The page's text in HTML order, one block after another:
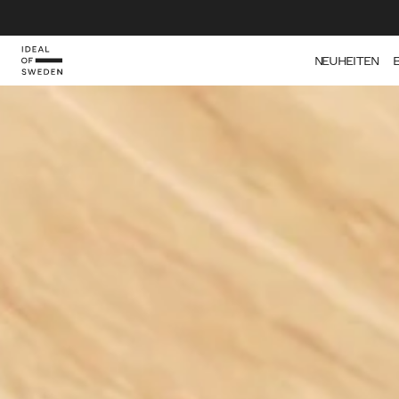
IDEAL OF SWEDEN NEUHEITEN